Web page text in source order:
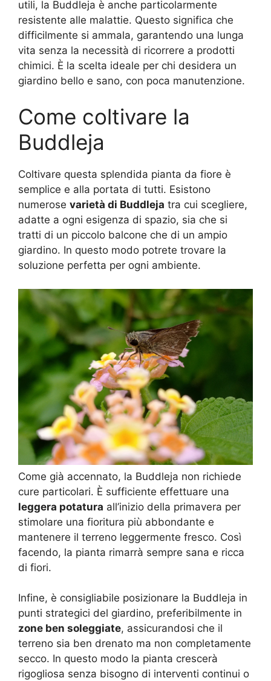
utili, la Buddleja è anche particolarmente
resistente alle malattie. Questo significa che
difficilmente si ammala, garantendo una lunga
vita senza la necessità di ricorrere a prodotti
chimici. È la scelta ideale per chi desidera un
giardino bello e sano, con poca manutenzione.
Come coltivare la
Buddleja
Coltivare questa splendida pianta da fiore è
semplice e alla portata di tutti. Esistono
numerose varietà di Buddleja tra cui scegliere,
adatte a ogni esigenza di spazio, sia che si
tratti di un piccolo balcone che di un ampio
giardino. In questo modo potrete trovare la
soluzione perfetta per ogni ambiente.
Come già accennato, la Buddleja non richiede
cure particolari. È sufficiente effettuare una
leggera potatura all’inizio della primavera per
stimolare una fioritura più abbondante e
mantenere il terreno leggermente fresco. Così
facendo, la pianta rimarrà sempre sana e ricca
di fiori.
Infine, è consigliabile posizionare la Buddleja in
punti strategici del giardino, preferibilmente in
zone ben soleggiate, assicurandosi che il
terreno sia ben drenato ma non completamente
secco. In questo modo la pianta crescerà
rigogliosa senza bisogno di interventi continui o